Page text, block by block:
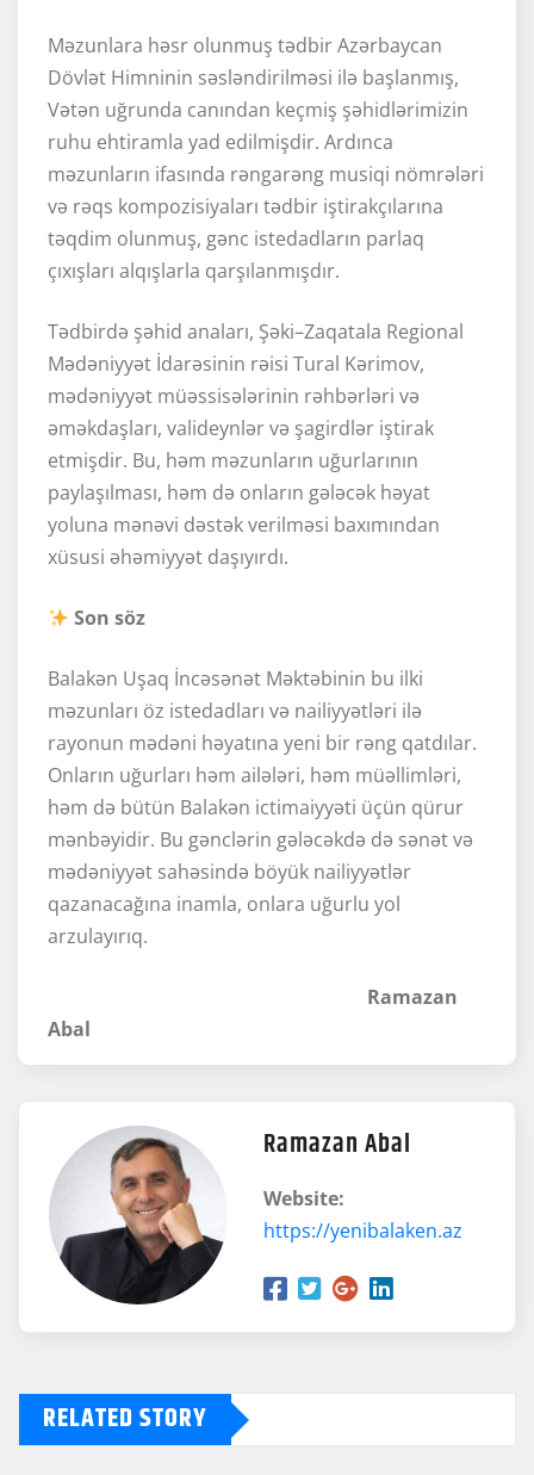
Məzunlara həsr olunmuş tədbir Azərbaycan
Dövlət Himninin səsləndirilməsi ilə başlanmış,
Vətən uğrunda canından keçmiş şəhidlərimizin
ruhu ehtiramla yad edilmişdir. Ardınca
məzunların ifasında rəngarəng musiqi nömrələri
və rəqs kompozisiyaları tədbir iştirakçılarına
təqdim olunmuş, gənc istedadların parlaq
çıxışları alqışlarla qarşılanmışdır.
Tədbirdə şəhid anaları, Şəki–Zaqatala Regional
Mədəniyyət İdarəsinin rəisi Tural Kərimov,
mədəniyyət müəssisələrinin rəhbərləri və
əməkdaşları, valideynlər və şagirdlər iştirak
etmişdir. Bu, həm məzunların uğurlarının
paylaşılması, həm də onların gələcək həyat
yoluna mənəvi dəstək verilməsi baxımından
xüsusi əhəmiyyət daşıyırdı.
Son söz
Balakən Uşaq İncəsənət Məktəbinin bu ilki
məzunları öz istedadları və nailiyyətləri ilə
rayonun mədəni həyatına yeni bir rəng qatdılar.
Onların uğurları həm ailələri, həm müəllimləri,
həm də bütün Balakən ictimaiyyəti üçün qürur
mənbəyidir. Bu gənclərin gələcəkdə də sənət və
mədəniyyət sahəsində böyük nailiyyətlər
qazanacağına inamla, onlara uğurlu yol
arzulayırıq.
Ramazan
Abal
Ramazan Abal
Website:
https://yenibalaken.az
RELATED STORY